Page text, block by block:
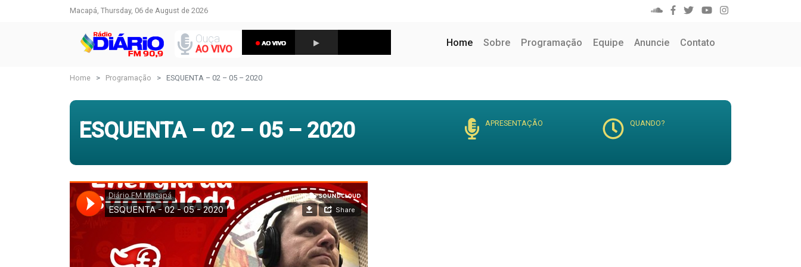
Macapá, Thursday, 06 de August de 2026
Ouça
AO VIVO
Home(current)
Sobre Programação Equipe Anuncie Contato
Home Programação ESQUENTA – 02 – 05 – 2020
ESQUENTA – 02 – 05 – 2020 APRESENTAÇÃO QUANDO?